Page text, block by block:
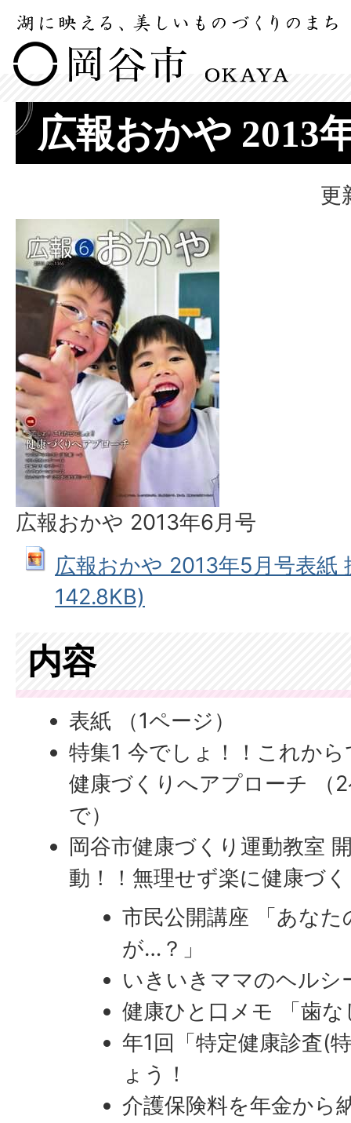
広報おかや 2013
更
広報おかや 2013年6月号
広報おかや 2013年5月号表紙
142.8KB)
内容
表紙 （1ページ）
特集1 今でしょ！！これか
健康づくりへアプローチ （
で）
岡谷市健康づくり運動教室
動！！無理せず楽に健康づ
市民公開講座 「あな
が…？」
いきいきママのヘルシ
健康ひと口メモ 「歯
年1回「特定健康診査(
ょう！
介護保険料を年金から